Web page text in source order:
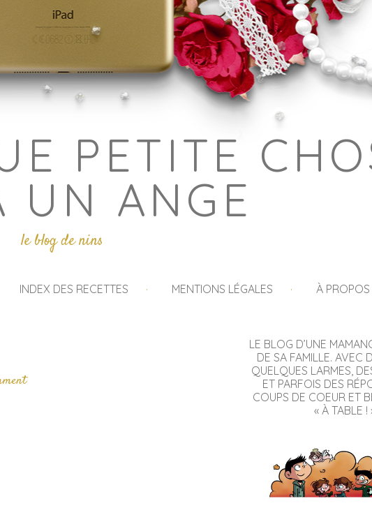
PETITE
UN ANGE
le blog de nins
INDEX DES RECETTES MENTIONS LÉGALES À
LE BLOG D’UNE
DE SA FAMILLE. AVEC
QUELQUES LARMES,
ET PARFOIS DES
COUPS DE COEUR ET
« À TABLE !